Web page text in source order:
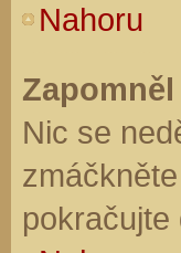
Nahoru
Nic se